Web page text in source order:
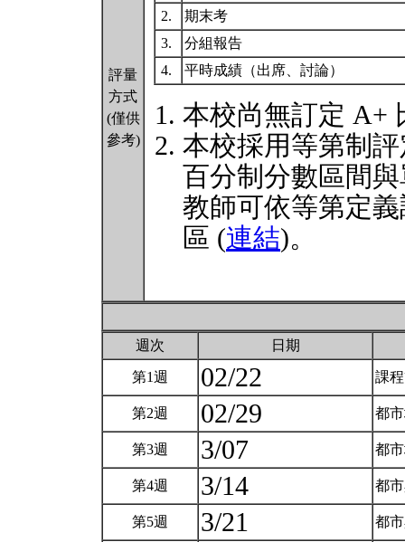
評量
方式
(僅供
參考)
2.
期末考
3.
分組報告
4.
平時成績（出席、討論）
本校尚無訂定 A+
本校採用等第制
百分制分數區間
教師可依等第定
區 (連結)。
週次 日期
第1週 02/22 課
第2週 02/29 都
第3週 3/07 都
第4週 3/14 都
第5週 3/21 都